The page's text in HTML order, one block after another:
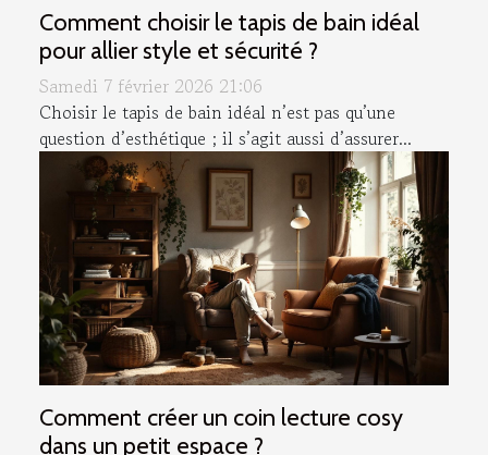
Comment choisir le tapis de bain idéal
pour allier style et sécurité ?
Samedi 7 février 2026 21:06
Choisir le tapis de bain idéal n’est pas qu’une
question d’esthétique ; il s’agit aussi d’assurer...
Comment créer un coin lecture cosy
dans un petit espace ?